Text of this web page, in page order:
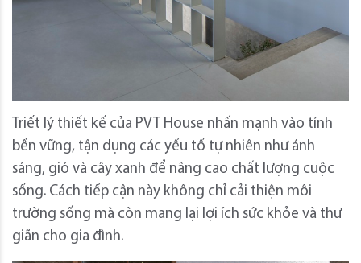
Triết lý thiết kế của PVT House nhấn mạnh vào tính
bền vững, tận dụng các yếu tố tự nhiên như ánh
sáng, gió và cây xanh để nâng cao chất lượng cuộc
sống. Cách tiếp cận này không chỉ cải thiện môi
trường sống mà còn mang lại lợi ích sức khỏe và thư
giãn cho gia đình.